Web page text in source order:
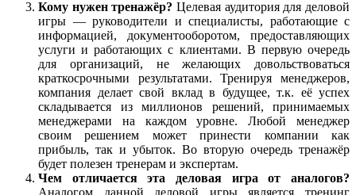
Кому нужен тренажёр? Целевая аудитория для деловой
игры — руководители и специалисты, работающие с
информацией, документооборотом, предоставляющих
услуги и работающих с клиентами. В первую очередь
для организаций, не желающих довольствоваться
краткосрочными результатами. Тренируя менеджеров,
компания делает свой вклад в будущее, т.к. её успех
складывается из миллионов решений, принимаемых
менеджерами на каждом уровне. Любой менеджер
своим решением может принести компании как
прибыль, так и убыток. Во вторую очередь тренажёр
будет полезен тренерам и экспертам.
Чем отличается эта деловая игра от аналогов?
Аналогом данной деловой игры является тренинг